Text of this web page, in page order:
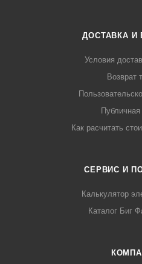
ДОСТАВКА И
Условия
Возврат
Как расчитать
СЕРВИС И
Калькулятор
Каталог Биг